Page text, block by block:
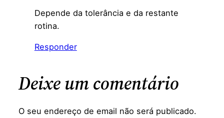
Depende da tolerância e da restante
rotina.
Responder
Deixe um comentário
O seu endereço de email não será publicado.